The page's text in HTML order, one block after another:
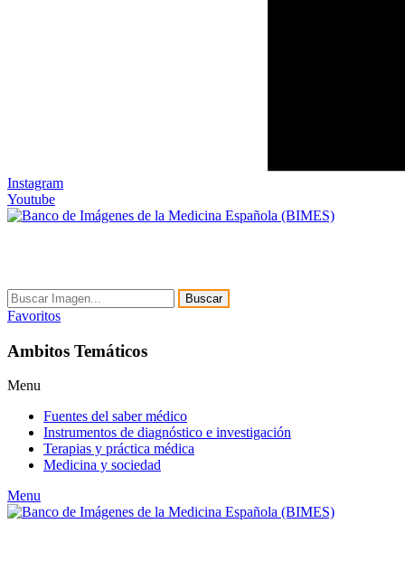
Instagram
Youtube
Buscar
Favoritos
Ambitos Temáticos
Menu
Fuentes del saber médico
Instrumentos de diagnóstico e investigación
Terapias y práctica médica
Medicina y sociedad
Menu